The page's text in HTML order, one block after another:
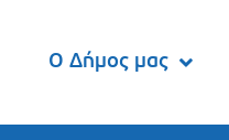
Ο Δήμος μας